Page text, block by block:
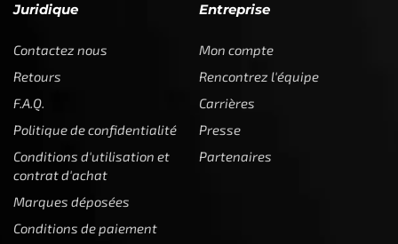
Juridique
Contactez nous
Retours
F.A.Q.
Politique de confidentialité
Conditions d'utilisation et
contrat d'achat
Marques déposées
Conditions de paiement
Entreprise
Mon compte
Rencontrez l'équipe
Carrières
Presse
Partenaires